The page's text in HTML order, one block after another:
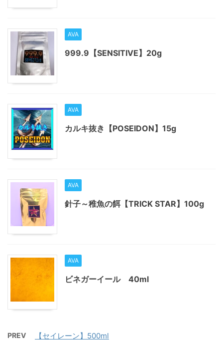
AVA
999.9【SENSITIVE】20g
AVA
カルキ抜き【POSEIDON】15g
AVA
針子～稚魚の餌【TRICK STAR】100g
AVA
ビネガーイール 40ml
PREV 【セイレーン】500ml